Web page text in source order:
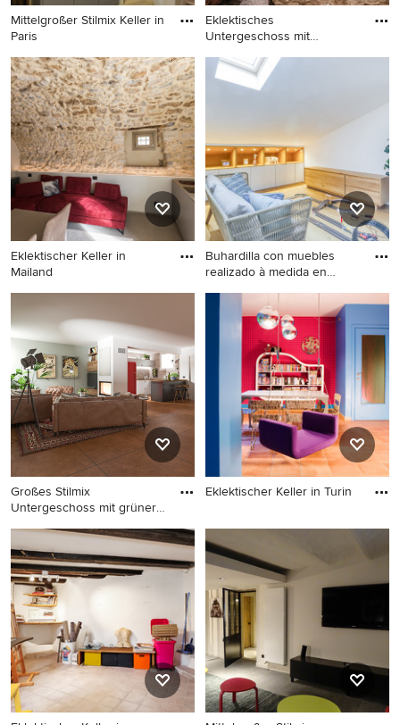
Mittelgroßer Stilmix Keller in
Paris
Mittelgroßer Stilmix Keller in
Paris
Eklektisches
Untergeschoss mit
Eklektisches Untergeschoss
mit Teppichboden und
Eklektischer Keller in
Mailand
Eklektischer Keller in Mailand
Buhardilla con muebles
realizado à medida en
Großes Eklektisches
Souterrain mit weißer
Wandfarbe und braunem
Holzboden in Sonstige
Großes Stilmix
Untergeschoss mit grüner
Großes Stilmix
Untergeschoss mit grüner
Wandfarbe, Porzellan-
Bodenfliesen, Kamin und
braunem Boden in Mailand
Eklektischer Keller in Turin